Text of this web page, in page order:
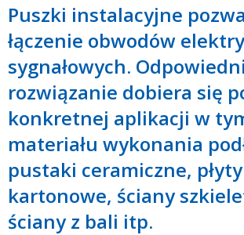
Puszki instalacyjne
łączenie obwodów
sygnałowych.
rozwiązanie dobiera się
konkretnej aplikacji w
materiału wykonania
pustaki ceramiczne,
kartonowe, ściany
ściany z bali itp.